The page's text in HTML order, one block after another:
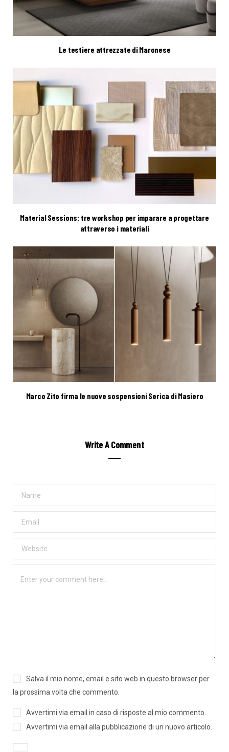
Le testiere attrezzate di Maronese
Material Sessions: tre workshop per imparare a progettare
attraverso i materiali
Marco Zito firma le nuove sospensioni Serica di Masiero
Write A Comment
Salva il mio nome, email e sito web in questo browser per
la prossima volta che commento.
Avvertimi via email in caso di risposte al mio commento.
Avvertimi via email alla pubblicazione di un nuovo articolo.